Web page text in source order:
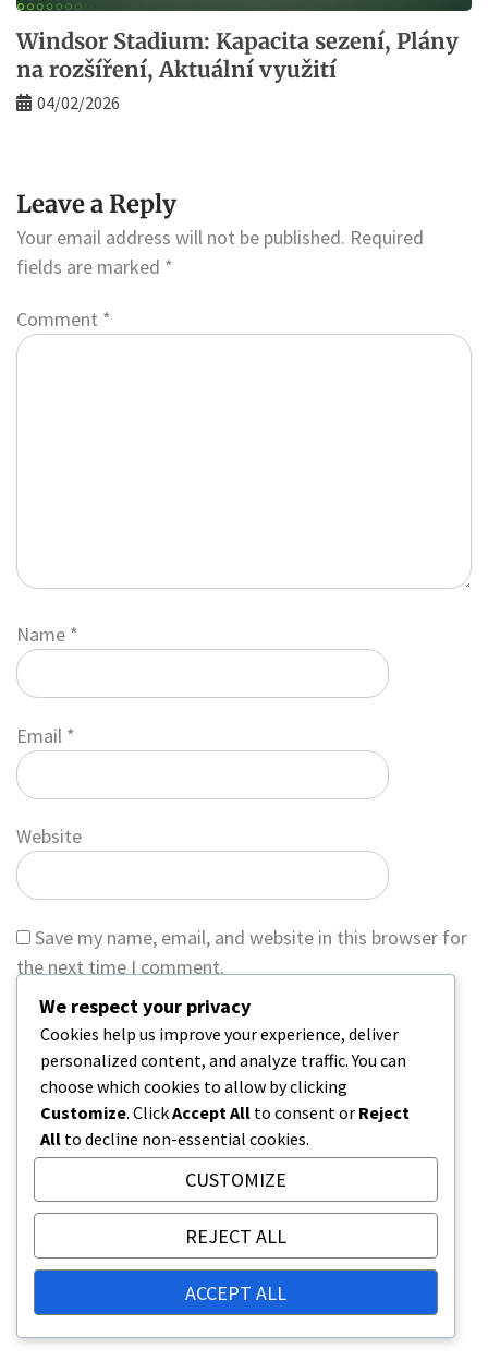
Windsor Stadium: Kapacita sezení, Plány
na rozšíření, Aktuální využití
04/02/2026
Leave a Reply
Your email address will not be published. Required
fields are marked *
Comment *
Name *
Email *
Website
Save my name, email, and website in this browser for
the next time I comment.
ODKAZY
Spojte se s námi
Archiv blogu
KATEGORIE
We respect your privacy
Cookies help us improve your experience, deliver
personalized content, and analyze traffic. You can
choose which cookies to allow by clicking
Customize. ClickAccept All to consent or Reject
All to decline non-essential cookies.
CUSTOMIZE
REJECT ALL
ACCEPT ALL